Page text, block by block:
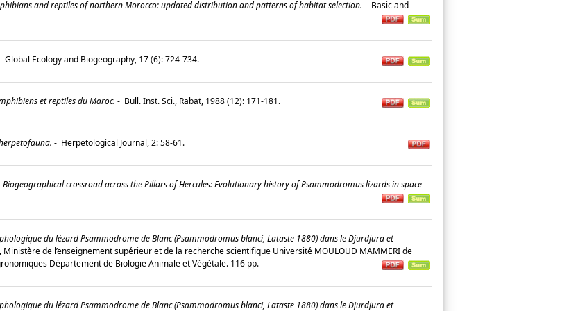
and reptiles of northern Morocco: updated distribution and patterns of habitat selection. - Basic and
Global Ecology and Biogeography, 17 (6): 724-734.
et reptiles du Maroc. - Bull. Inst. Sci., Rabat, 1988 (12): 171-181.
- Herpetological Journal, 2: 58-61.
Biogeographical crossroad across the Pillars of Hercules: Evolutionary history of Psammodromus lizards in space
du lézard Psammodrome de Blanc (Psammodromus blanci, Lataste 1880) dans le Djurdjura et
de l’enseignement supérieur et de la recherche scientifique Université MOULOUD MAMMERI de
Département de Biologie Animale et Végétale. 116 pp.
du lézard Psammodrome de Blanc (Psammodromus blanci, Lataste 1880) dans le Djurdjura et